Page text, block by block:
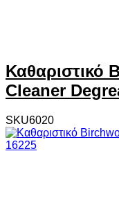
Καθαριστικό
Cleaner
SKU6020